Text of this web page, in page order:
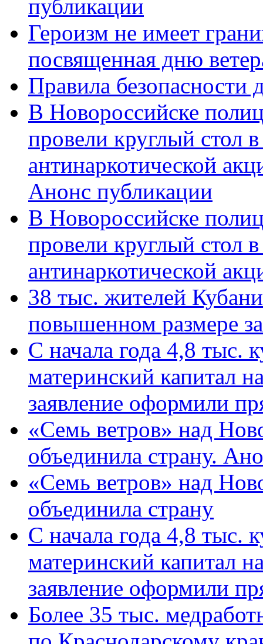
публикации
Героизм не имеет
посвященная дню
Правила безопасности
В Новороссийске
провели круглый стол
антинаркотической
Анонс публикации
В Новороссийске
провели круглый стол
антинаркотической
38 тыс. жителей
повышенном размере
С начала года 4,8 тыс.
материнский капитал
заявление оформили
«Семь ветров» над
объединила страну.
«Семь ветров» над
объединила страну
С начала года 4,8 тыс.
материнский капитал
заявление оформили
Более 35 тыс.